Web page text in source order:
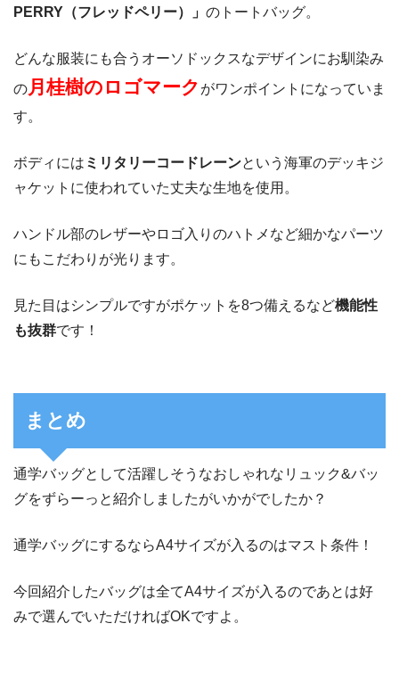
PERRY（フレッドペリー）」 のトートバッグ。
どんな服装にも合うオーソドックスなデザインにお馴染み
の 月桂樹のロゴマーク がワンポイントになっていま
す。
ボディには ミリタリーコードレーンという海軍のデッキジ
ャケットに使われていた丈夫な生地を使用。
ハンドル部のレザーやロゴ入りのハトメなど細かなパーツ
にもこだわりが光ります。
見た目はシンプルですがポケットを8つ備えるなど機能性
も抜群です！
まとめ
通学バッグとして活躍しそうなおしゃれなリュック&バッ
グをずらーっと紹介しましたがいかがでしたか？
通学バッグにするならA4サイズが入るのはマスト条件！
今回紹介したバッグは全てA4サイズが入るのであとは好
みで選んでいただければOKですよ。